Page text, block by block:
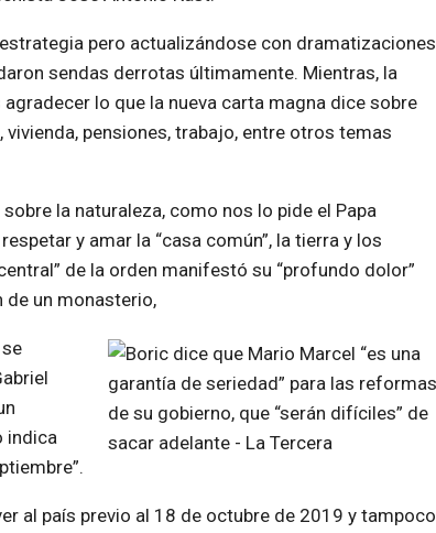
pero actualizándose con dramatizaciones
sendas derrotas últimamente. Mientras, la
lo que la nueva carta magna dice sobre
pensiones, trabajo, entre otros temas
la naturaleza, como nos lo pide el Papa
y amar la “casa común”, la tierra y los
de la orden manifestó su “profundo dolor”
de un monasterio,
indica
al país previo al 18 de octubre de 2019 y tampoco